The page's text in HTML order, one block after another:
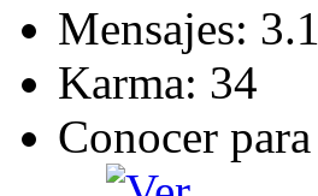
Mensajes:
Karma: 34
Conocer